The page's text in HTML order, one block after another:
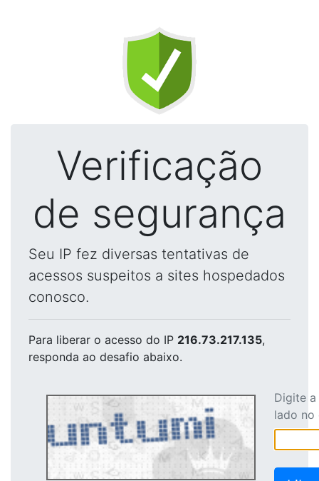
Verificação
de segurança
Seu IP fez diversas tentativas de
acessos suspeitos a sites hospedados
conosco.
Para liberar o acesso do IP 216.73.217.135,
responda ao desafio abaixo.
Digite
lado no